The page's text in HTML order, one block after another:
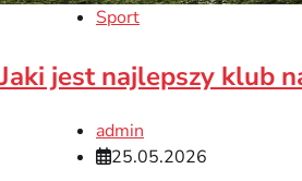
Sport
Jaki jest najlepszy klub
admin
25.05.2026